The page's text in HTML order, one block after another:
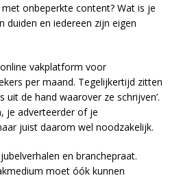
onbeperkte content? Wat is je
duiden en iedereen zijn eigen
vakplatform voor
per maand. Tegelijkertijd zitten
uit de hand waarover ze schrijven’.
je adverteerder of je
juist daarom wel noodzakelijk.
en branchepraat.
moet óók kunnen